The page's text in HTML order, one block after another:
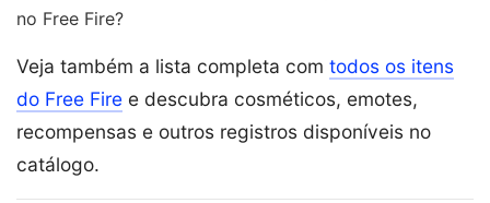
no Free Fire?
Veja também a lista completa com todos os itens
do Free Fire e descubra cosméticos, emotes,
recompensas e outros registros disponíveis no
catálogo.